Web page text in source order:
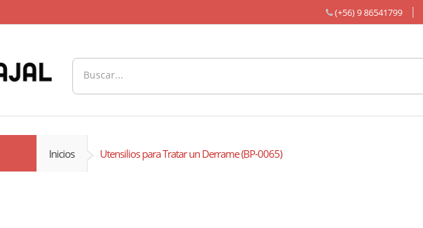
(+56) 9 86541799
Inicios Utensilios para Tratar un Derrame (BP-0065)